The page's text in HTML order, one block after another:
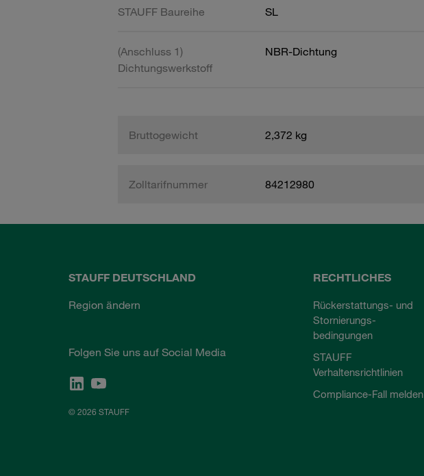
STAUFF Baureihe SL
(Anschluss 1)
Dichtungswerkstoff
NBR-Dichtung
Bruttogewicht 2,372 kg
Zolltarifnummer 84212980
STAUFF DEUTSCHLAND
Region ändern
Folgen Sie uns auf Social Media
© 2026 STAUFF
RECHTLICHES
Rückerstattungs- und
Stornierungs-
bedingungen
STAUFF
Verhaltensrichtlinien
Compliance-Fall melden